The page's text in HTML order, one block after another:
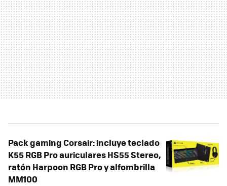
Pack gaming Corsair: incluye teclado
K55 RGB Pro auriculares HS55 Stereo,
ratón Harpoon RGB Pro y alfombrilla
MM100